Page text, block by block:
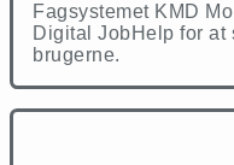
Fagsystemet KMD
Digital JobHelp for
brugerne.